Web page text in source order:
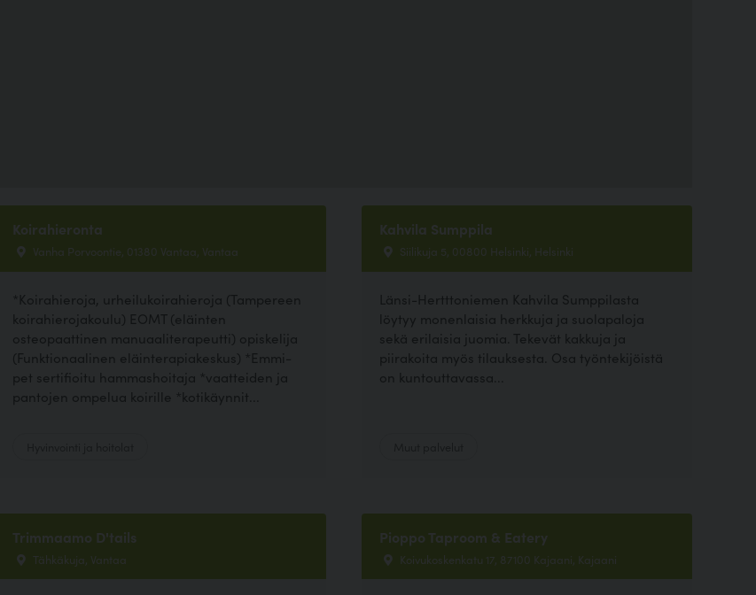
Koirahieronta
Vanha Porvoontie, 01380 Vantaa, Vantaa
*Koirahieroja, urheilukoirahieroja (Tampereen
koirahierojakoulu) EOMT (eläinten
osteopaattinen manuaaliterapeutti) opiskelija
(Funktionaalinen eläinterapiakeskus) *Emmi-
pet sertifioitu hammashoitaja *vaatteiden ja
pantojen ompelua koirille *kotikäynnit...
Kahvila Sumppila
Siilikuja 5, 00800 Helsinki, Helsinki
Länsi-Hertttoniemen Kahvila Sumppilasta
löytyy monenlaisia herkkuja ja suolapaloja
sekä erilaisia juomia. Tekevät kakkuja ja
piirakoita myös tilauksesta. Osa työntekijöistä
on kuntouttavassa...
Trimmaamo D'tails
Tähkäkuja, Vantaa
Pioppo Taproom & Eatery
Koivukoskenkatu 17, 87100 Kajaani, Kajaani